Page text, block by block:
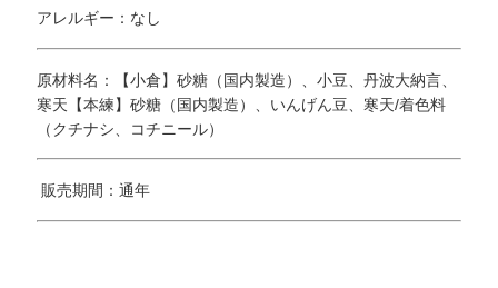
アレルギー：なし
原材料名：【小倉】砂糖（国内製造）、小豆、丹波大納言、
寒天【本練】砂糖（国内製造）、いんげん豆、寒天/着色料
（クチナシ、コチニール）
販売期間：通年